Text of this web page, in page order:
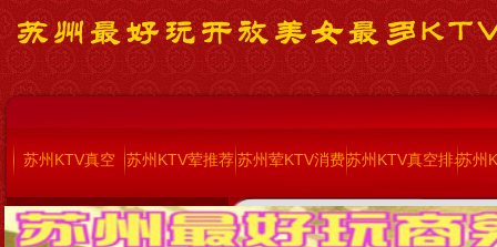
苏州KTV真空 苏州KTV荤推荐苏州荤KTV消费苏州KTV真空排名苏州